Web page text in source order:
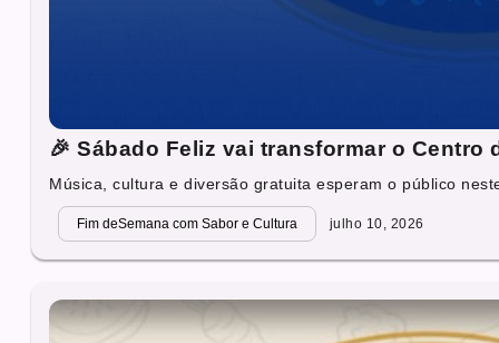
🎉 Sábado Feliz vai transformar o Centro
Música, cultura e diversão gratuita esperam o público
Fim deSemana com Sabor e Cultura julho 10, 2026